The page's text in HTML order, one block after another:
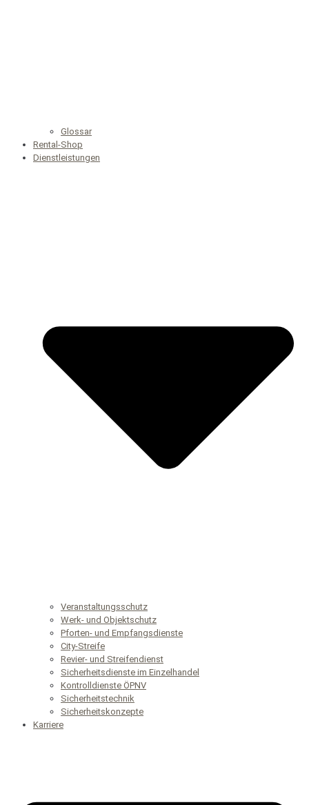
Glossar
Rental-Shop
Dienstleistungen
Veranstaltungsschutz
Werk- und Objektschutz
Pforten- und Empfangsdienste
City-Streife
Revier- und Streifendienst
Sicherheitsdienste im Einzelhandel
Kontrolldienste ÖPNV
Sicherheitstechnik
Sicherheitskonzepte
Karriere